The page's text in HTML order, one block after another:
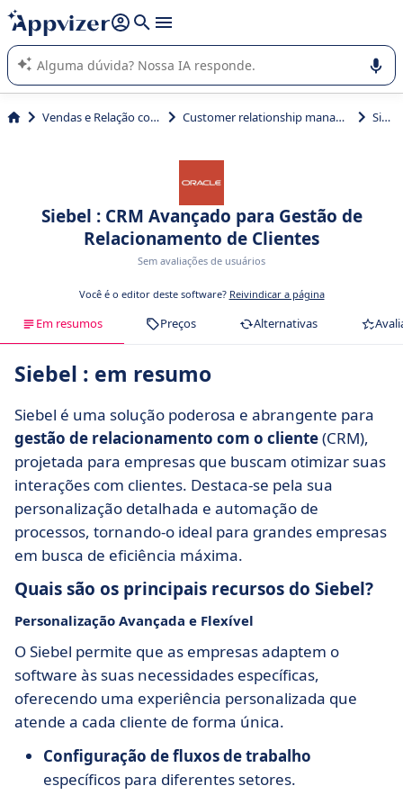
de nossa IA (várias linhas com
A IA do Appvizer o orienta no uso ou na seleção de software
SaaS para sua empresa.
Vendas e Relação com Cliente Customer relationship management (CRM) Siebel
Siebel : CRM Avançado para Gestão de
Relacionamento de Clientes
Sem avaliações de usuários
Você é o editor deste software? Reivindicar a página
Em resumos Preços Alternativas
Siebel : em resumo
Siebel é uma solução poderosa e abrangente para
gestão de relacionamento com o cliente(CRM),
projetada para empresas que buscam otimizar suas
interações com clientes. Destaca-se pela sua
personalização detalhada e automação de
processos, tornando-o ideal para grandes empresas
em busca de eficiência máxima.
Quais são os principais recursos do Siebel?
Personalização Avançada e Flexível
O Siebel permite que as empresas adaptem o
software às suas necessidades específicas,
oferecendo uma experiência personalizada que
atende a cada cliente de forma única.
Configuração de fluxos de trabalho
específicos para diferentes setores.